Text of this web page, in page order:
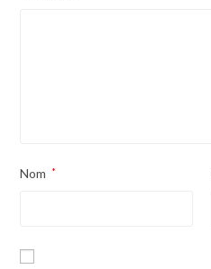
Nom *